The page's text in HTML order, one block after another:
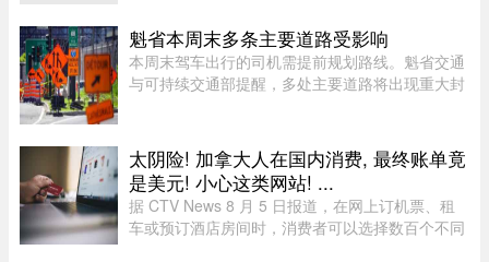
可能违规个案；去年则在检 ...
魁省本周末多条主要道路受影响
本周末驾车出行的司机需提前规划路线。魁省交通
与可持续交通部提醒，多处主要道路将出现重大封
堵。20号高速（Boucherville ...
太阴险! 加拿大人在国内消费, 最终账单竟
是美元! 小心这类网站! ...
据 CTV News 8 月 5 日报道，在网上订机票、租
车或预订酒店房间时，消费者可以选择数百个不同